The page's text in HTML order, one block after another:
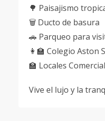
🌳 Paisajismo
🗑 Ducto de basura
🚗 Parqueo para
👩‍🏫 Colegio Aston
🏫 Locales
Vive el lujo y la